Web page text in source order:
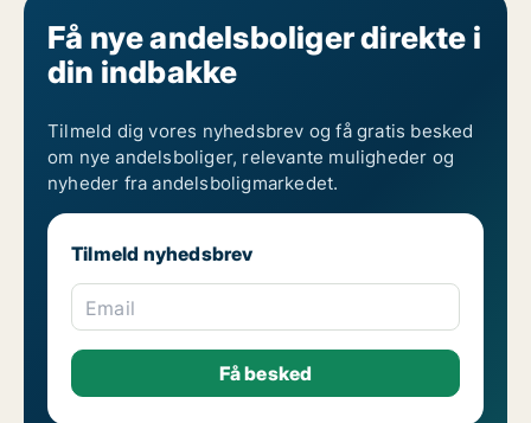
Få nye andelsboliger direkte i
din indbakke
Tilmeld dig vores nyhedsbrev og få gratis besked
om nye andelsboliger, relevante muligheder og
nyheder fra andelsboligmarkedet.
Tilmeld nyhedsbrev
Email